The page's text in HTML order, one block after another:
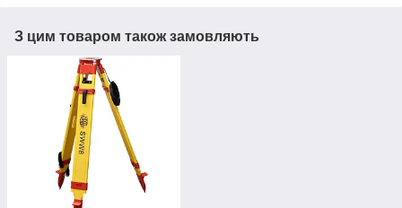
З цим товаром також замовляють